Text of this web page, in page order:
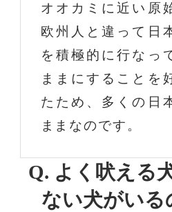
オオカミに近い原
欧州人と違って日
を積極的に行なっ
ままにすることを
たため、多くの日
ままなのです。
Q. よく吠える
ない犬がいる